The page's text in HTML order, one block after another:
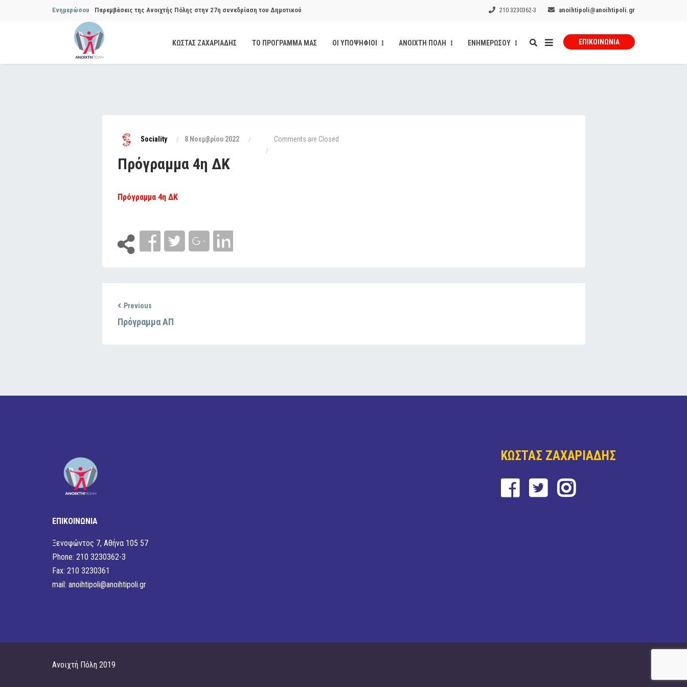
Ενημερώσου Παρεμβάσεις της Ανοιχτής Πόλης στην 27η συνεδρίαση του Δημοτικού
Συμβουλίου του Δήμου…
Παρεμβάσεις της Ανοιχτής Πόλης στην 29η συνεδρίαση του Δημοτικού
Θεσμική θωράκιση των εγκύων αιρετών μετά από την παρέμβαση της Ανοιχτής
Να αποκατασταθεί με εγγυήσεις, διαφάνεια και δημοσιότητα το αίσθημα
ασφάλειας στην Κυψέλη
210 3230362-3 anoihtipoli@anoihtipoli.gr
ΚΩΣΤΑΣ ΖΑΧΑΡΙΑΔΗΣ ΤΟ ΠΡΟΓΡΑΜΜΑ ΜΑΣ ΟΙ ΥΠΟΨΗΦΙΟΙ ΑΝΟΙΧΤΗ ΠΟΛΗ ΕΝΗΜΕΡΩΣΟΥ ΕΠΙΚΟΙΝΩΝΊΑ
Sociality 8 Νοεμβρίου 2022 Comments are Closed
Πρόγραμμα 4η ΔΚ
Πρόγραμμα 4η ΔΚ
Previous
Πρόγραμμα ΑΠ
ΕΠΙΚΟΙΝΩΝΙΑ
Ξενοφώντος 7, Αθήνα 105 57
Phone: 210 3230362-3
Fax: 210 3230361
mail: anoihtipoli@anoihtipoli.gr
ΚΩΣΤΑΣ ΖΑΧΑΡΙΑΔΗΣ
Ανοιχτή Πόλη 2019